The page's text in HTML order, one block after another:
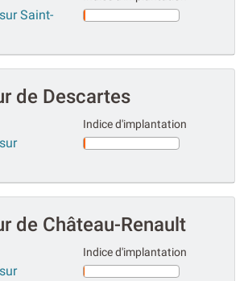
Saint-
de Descartes
Indice d'implantation
de Château-Renault
Indice d'implantation